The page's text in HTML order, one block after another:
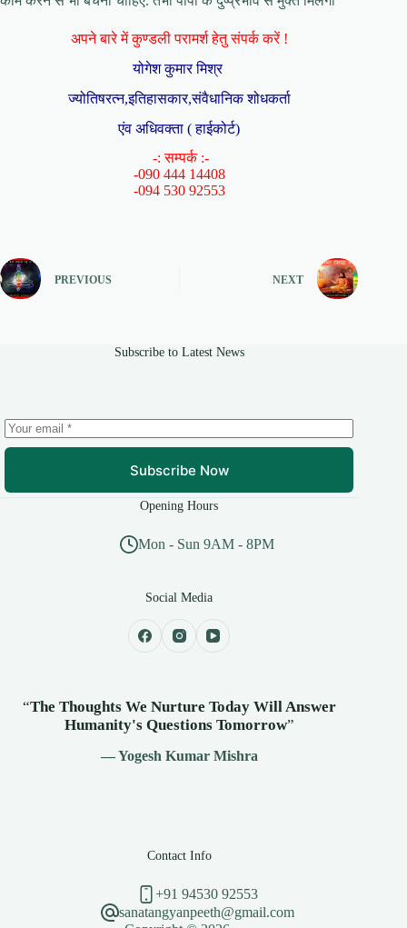
अपने बारे में कुण्डली परामर्श हेतु संपर्क करें !
योगेश कुमार मिश्र
ज्योतिषरत्न,इतिहासकार,संवैधानिक शोधकर्ता
एंव अधिवक्ता ( हाईकोर्ट)
-: सम्पर्क :-
-090 444 14408
-094 530 92553
PREVIOUS NEXT
Subscribe to Latest News
Subscribe Now
Opening Hours
Mon - Sun 9AM - 8PM
Social Media
“The Thoughts We Nurture Today Will Answer
Humanity's Questions Tomorrow”
— Yogesh Kumar Mishra
Contact Info
+91 94530 92553
sanatangyanpeeth@gmail.com